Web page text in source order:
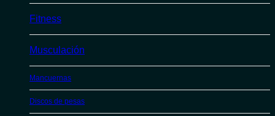
Fitness
Musculación
Mancuernas
Discos de pesas